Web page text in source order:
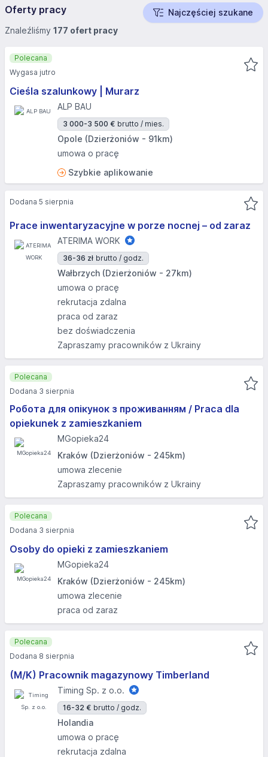
Oferty pracy
Najczęściej szukane
Znaleźliśmy 177 ofert pracy
Cieśla szalunkowy | Murarz
ALP BAU
3 000-3 500 € brutto / mies.
Opole (Dzierżoniów - 91km)
umowa o pracę
Szybkie aplikowanie
Polecana
Wygasa jutro
Prace inwentaryzacyjne w porze nocnej – od zaraz
ATERIMA WORK
36-36 zł brutto / godz.
Wałbrzych (Dzierżoniów - 27km)
umowa o pracę
rekrutacja zdalna
praca od zaraz
bez doświadczenia
Zapraszamy pracowników z Ukrainy
Dodana 5 sierpnia
Робота для опікунок з проживанням / Praca dla
opiekunek z zamieszkaniem
MGopieka24
Kraków (Dzierżoniów - 245km)
umowa zlecenie
Zapraszamy pracowników z Ukrainy
Polecana
Dodana 3 sierpnia
Osoby do opieki z zamieszkaniem
MGopieka24
Kraków (Dzierżoniów - 245km)
umowa zlecenie
praca od zaraz
Polecana
Dodana 3 sierpnia
(M/K) Pracownik magazynowy Timberland
Timing Sp. z o.o.
16-32 € brutto / godz.
Holandia
umowa o pracę
rekrutacja zdalna
Polecana
Dodana 8 sierpnia